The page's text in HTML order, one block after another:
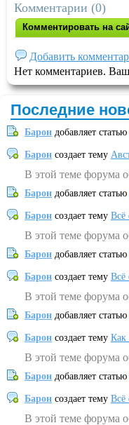
Комментарии (0)
Комментировать на
Добавить
Нет комментариев.
Последние
Барон добавляет статью
Барон создает тему
В этой теме форума
Барон добавляет статью
Барон создает тему Всё
В этой теме форума
Барон добавляет статью
Барон создает тему Всё
В этой теме форума
Барон добавляет статью
Барон создает тему Как
В этой теме форума
Барон добавляет статью
Барон создает тему Всё
В этой теме форума